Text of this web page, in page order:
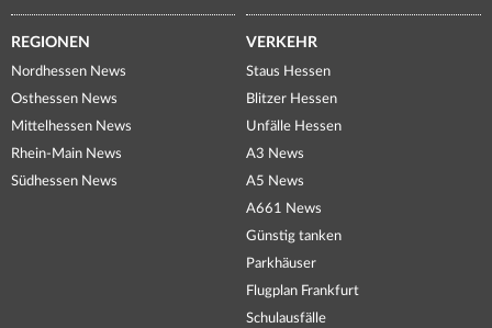
REGIONEN
Nordhessen News
Osthessen News
Mittelhessen News
Rhein-Main News
Südhessen News
VERKEHR
Staus Hessen
Blitzer Hessen
Unfälle Hessen
A3 News
A5 News
A661 News
Günstig tanken
Parkhäuser
Flugplan Frankfurt
Schulausfälle